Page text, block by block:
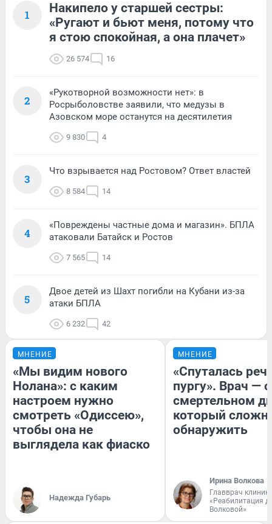
1
Накипело у старшей сестры:
«Ругают и бьют меня, потому что
я стою спокойная, а она плачет»
26 574 16
2
«Рукотворной возможности нет»: в
Росрыболовстве заявили, что медузы в
Азовском море останутся на десятилетия
9 830 4
3
Что взрывается над Ростовом? Ответ властей
8 584 14
4
«Повреждены частные дома и магазин». БПЛА
атаковали Батайск и Ростов
7 565 14
5
Двое детей из Шахт погибли на Кубани из-за
атаки БПЛА
6 232 42
МНЕНИЕ
«Мы видим нового
Нолана»: с каким
настроем нужно
смотреть «Одиссею»,
чтобы она не
выглядела как фиаско
Надежда Губарь
МНЕНИЕ
«Спуталась
пургу». Врач — о
смертельном
который
обнаружить
Ирина Волкова
Главврач
«Реабилитация
Волковой»